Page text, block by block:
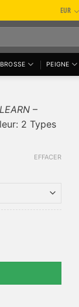
EUR
BROSSE PEIGNE
–
2 Types
EFFACER
- LEARN